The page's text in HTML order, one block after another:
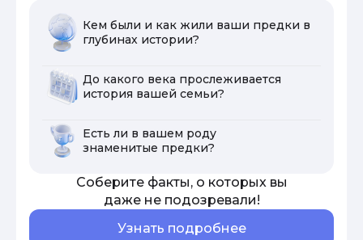
Кем были и как жили ваши предки в
глубинах истории?
До какого века прослеживается
история вашей семьи?
Есть ли в вашем роду
знаменитые предки?
Соберите факты, о которых вы
даже не подозревали!
Узнать подробнее